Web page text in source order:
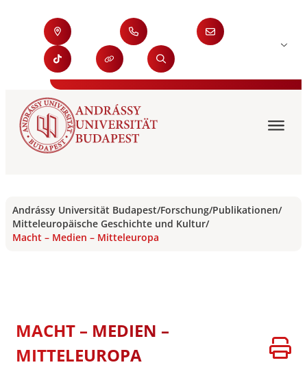
Andrássy Universität Budapest/Forschung/Publikationen/
Mitteleuropäische Geschichte und Kultur/
Macht – Medien – Mitteleuropa
MACHT – MEDIEN –
MITTELEUROPA